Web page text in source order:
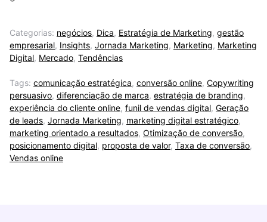
Categorias: negócios, Dica, Estratégia de Marketing, gestão
empresarial, Insights, Jornada Marketing, Marketing, Marketing
Digital, Mercado, Tendências
Tags: comunicação estratégica, conversão online, Copywriting
persuasivo, diferenciação de marca, estratégia de branding,
experiência do cliente online, funil de vendas digital, Geração
de leads, Jornada Marketing, marketing digital estratégico,
marketing orientado a resultados, Otimização de conversão,
posicionamento digital, proposta de valor, Taxa de conversão,
Vendas online